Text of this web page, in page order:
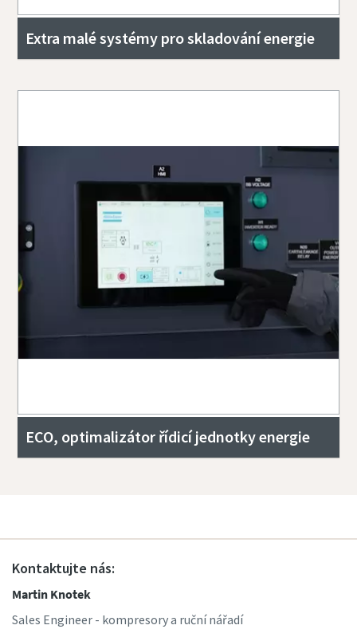
Extra malé systémy pro skladování energie
ECO, optimalizátor řídicí jednotky energie
Kontaktujte nás:
Martin Knotek
Sales Engineer - kompresory a ruční nářadí